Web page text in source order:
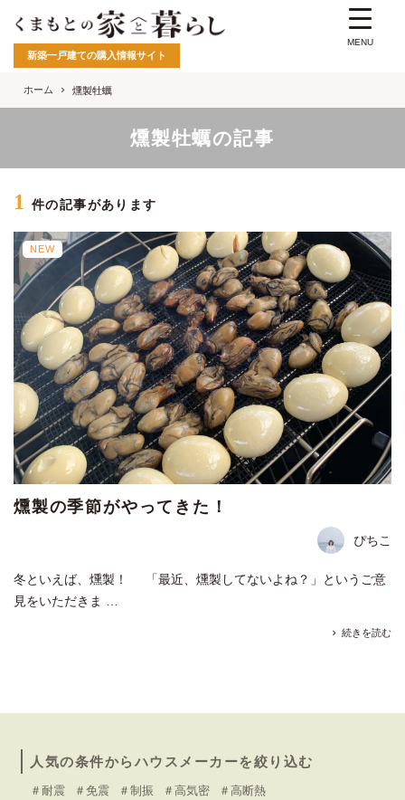
新築一戸建ての購入情報サイト
ホーム 燻製牡蠣
燻製牡蠣の記事
1 件の記事があります
NEW
燻製の季節がやってきた！
ぴちこ
冬といえば、燻製！ 「最近、燻製してないよね？」というご意
見をいただきま …
続きを読む
人気の条件からハウスメーカーを絞り込む
＃耐震 ＃免震 ＃制振 ＃高気密
＃高断熱
MENU